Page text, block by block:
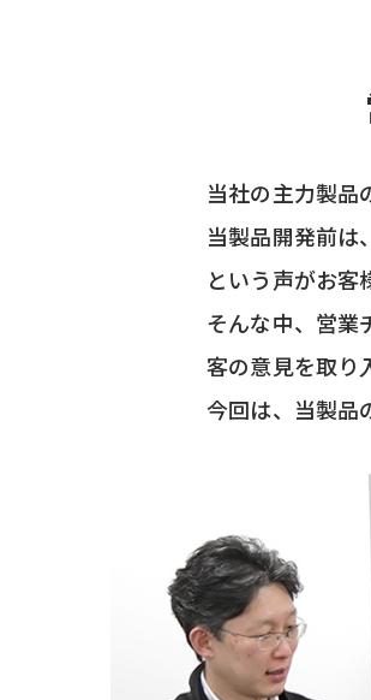
当社の主力製品
当製品開発前は
という声がお客
そんな中、営業
客の意見を取り
今回は、当製品